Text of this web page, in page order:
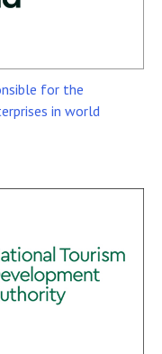
for the
in world